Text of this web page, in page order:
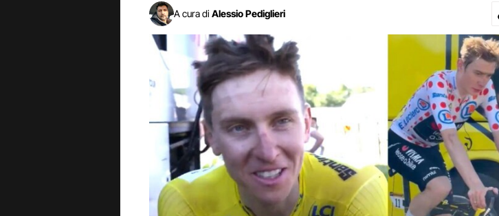
A cura di Alessio Pediglieri